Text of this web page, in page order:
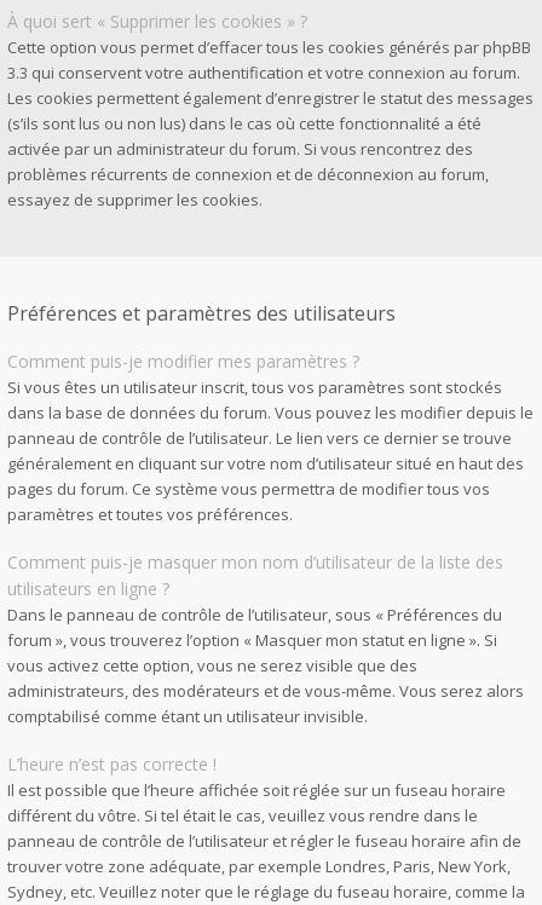
À quoi sert « Supprimer les cookies » ?
Cette option vous permet d’effacer tous les cookies générés par phpBB
3.3 qui conservent votre authentification et votre connexion au forum.
Les cookies permettent également d’enregistrer le statut des messages
(s’ils sont lus ou non lus) dans le cas où cette fonctionnalité a été
activée par un administrateur du forum. Si vous rencontrez des
problèmes récurrents de connexion et de déconnexion au forum,
essayez de supprimer les cookies.
Préférences et paramètres des utilisateurs
Comment puis-je modifier mes paramètres ?
Si vous êtes un utilisateur inscrit, tous vos paramètres sont stockés
dans la base de données du forum. Vous pouvez les modifier depuis le
panneau de contrôle de l’utilisateur. Le lien vers ce dernier se trouve
généralement en cliquant sur votre nom d’utilisateur situé en haut des
pages du forum. Ce système vous permettra de modifier tous vos
paramètres et toutes vos préférences.
Comment puis-je masquer mon nom d’utilisateur de la liste des
utilisateurs en ligne ?
Dans le panneau de contrôle de l’utilisateur, sous « Préférences du
forum », vous trouverez l’option « Masquer mon statut en ligne ». Si
vous activez cette option, vous ne serez visible que des
administrateurs, des modérateurs et de vous-même. Vous serez alors
comptabilisé comme étant un utilisateur invisible.
L’heure n’est pas correcte !
Il est possible que l’heure affichée soit réglée sur un fuseau horaire
différent du vôtre. Si tel était le cas, veuillez vous rendre dans le
panneau de contrôle de l’utilisateur et régler le fuseau horaire afin de
trouver votre zone adéquate, par exemple Londres, Paris, New York,
Sydney, etc. Veuillez noter que le réglage du fuseau horaire, comme la